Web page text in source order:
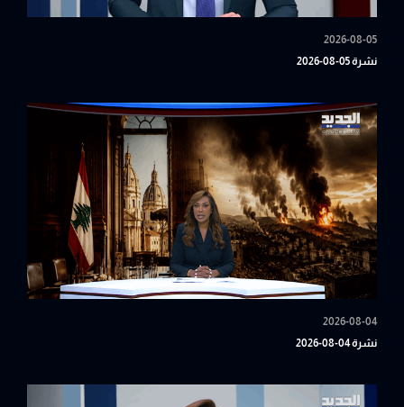
2026-08-05
نشرة 05-08-2026
2026-08-04
نشرة 04-08-2026